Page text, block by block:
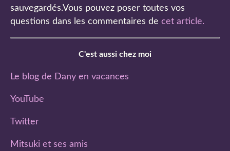
sauvegardés.Vous pouvez poser toutes vos
questions dans les commentaires de cet article.
C'est aussi chez moi
Le blog de Dany en vacances
YouTube
Twitter
Mitsuki et ses amis